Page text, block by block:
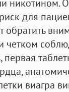
для
обратить
четком
виагра